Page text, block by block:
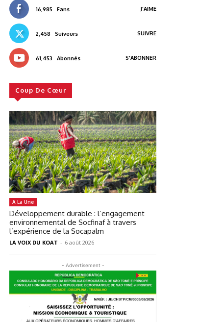
16,985 Fans J'AIME
2,458 Suiveurs SUIVRE
61,453 Abonnés S'ABONNER
Coup De Cœur
A La Une
Développement durable : l’engagement
environnemental de Socfinaf à travers
l’expérience de la Socapalm
LA VOIX DU KOAT - 6 août 2026
- Advertisement -